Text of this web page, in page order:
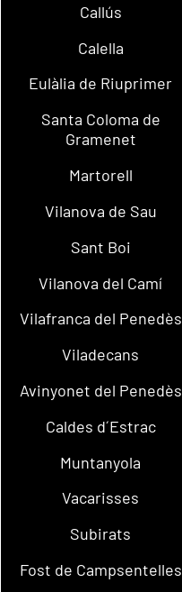
Callús
Calella
Eulàlia de Riuprimer
Santa Coloma de
Gramenet
Martorell
Vilanova de Sau
Sant Boi
Vilanova del Camí
Vilafranca del Penedès
Viladecans
Avinyonet del Penedès
Caldes d´Estrac
Muntanyola
Vacarisses
Subirats
Fost de Campsentelles